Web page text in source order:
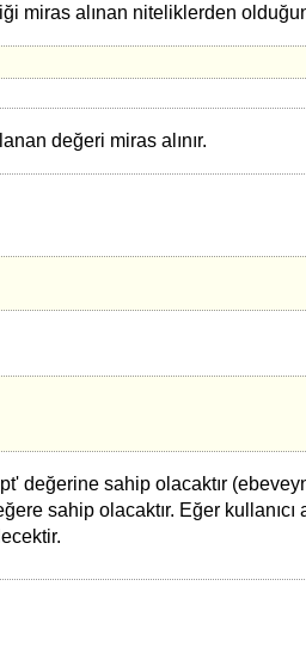
miras alınan niteliklerden
değeri miras alınır.
değerine sahip olacaktır
sahip olacaktır. Eğer